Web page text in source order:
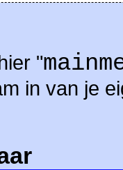
"
in van je